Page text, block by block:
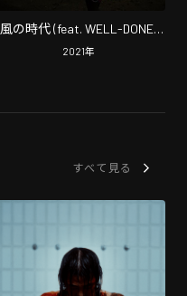
風の時代 (feat. WELL-DONE,
ILLNANDES, S-kaine & DJ
2021年
すべて見る